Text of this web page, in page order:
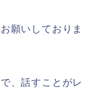
願いしておりま
、話すことがレ